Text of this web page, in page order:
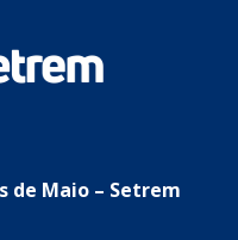
de Maio – Setrem